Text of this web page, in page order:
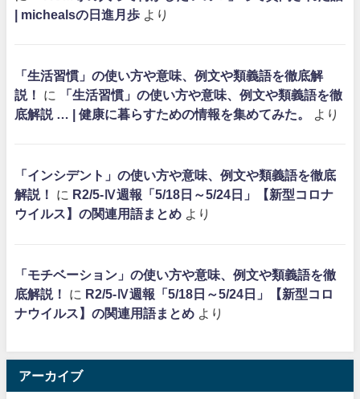
| michealsの日進月歩 より
「生活習慣」の使い方や意味、例文や類義語を徹底解
説！
に
「生活習慣」の使い方や意味、例文や類義語を徹
底解説 … | 健康に暮らすための情報を集めてみた。
より
「インシデント」の使い方や意味、例文や類義語を徹底
解説！
に R2/5-Ⅳ週報「5/18日～5/24日」【新型コロナ
ウイルス】の関連用語まとめ より
「モチベーション」の使い方や意味、例文や類義語を徹
底解説！
に R2/5-Ⅳ週報「5/18日～5/24日」【新型コロ
ナウイルス】の関連用語まとめ より
アーカイブ